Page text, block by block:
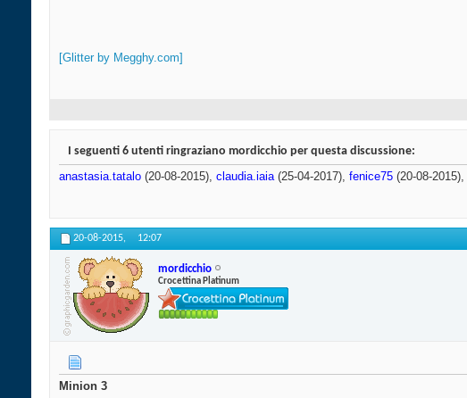
[Glitter by Megghy.com]
I seguenti 6 utenti ringraziano mordicchio per questa discussione:
anastasia.tatalo (20-08-2015), claudia.iaia(25-04-2017), fenice75 (20-08-2015),
20-08-2015, 12:07
mordicchio
Crocettina Platinum
Minion 3